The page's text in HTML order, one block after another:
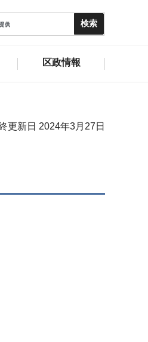
区政情報
更新日 2024年3月27日